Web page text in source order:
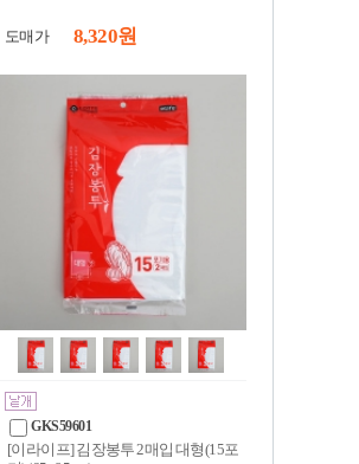
도매가 8,320 원
GKS59601
[이라이프] 김장봉투 2매입 대형(15포